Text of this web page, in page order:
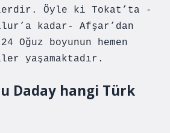
Öyle ki Tokat’ta -
kadar- Afşar’dan
Oğuz boyunun hemen
yaşamaktadır.
Daday hangi Türk